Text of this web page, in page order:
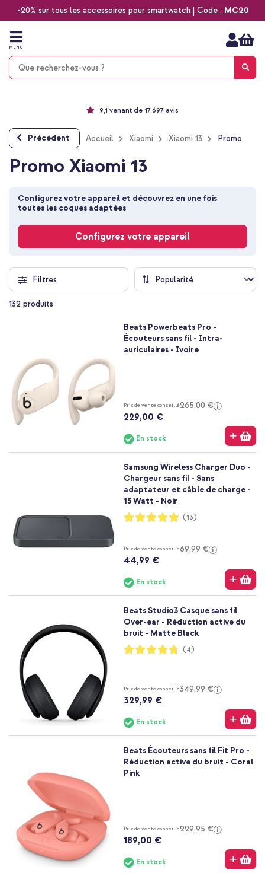
-20% sur tous les accessoires pour smartwatch | Code : MC20
Aller
contenu
MENU
Choisissez entre la livraison à domicile, rapide ou en point relais
9,1 venant de 17.697 avis
Précédent Accueil Xiaomi Xiaomi 13 Promo
Promo Xiaomi 13
Configurez votre appareil et découvrez en une fois
toutes les coques adaptées
Configurez votre appareil
Filtres
132 produits
Beats Powerbeats Pro -
Écouteurs sans fil - Intra-
auriculaires - Ivoire
Prix de vente conseillé265,00 €
229,00 €
En stock
Samsung Wireless Charger Duo -
Chargeur sans fil - Sans
adaptateur et câble de charge -
15 Watt - Noir
Notation:
100%
(13)
Prix de vente conseillé69,99 €
44,99 €
En stock
Beats Studio3 Casque sans fil
Over-ear - Réduction active du
bruit - Matte Black
Notation:
95%
(4)
Prix de vente conseillé349,99 €
329,99 €
En stock
Beats Écouteurs sans fil Fit Pro -
Réduction active du bruit - Coral
Pink
Prix de vente conseillé229,95 €
189,00 €
En stock